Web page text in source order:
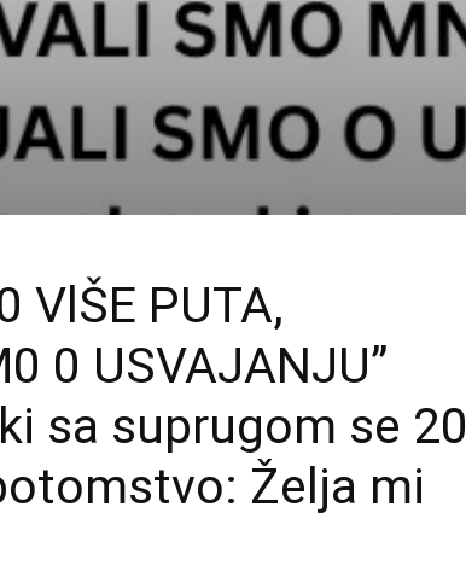
VlŠE PUTA,
0 USVAJANJU”
sa suprugom se 20
Želja mi